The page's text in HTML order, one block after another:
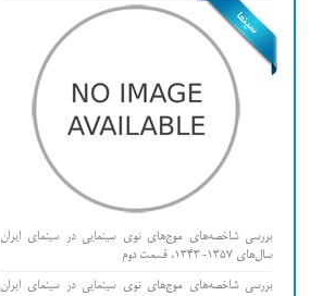
بررسی شاخصه‌های موج‌های نوی سینمایی در سینمای ایران
سال‌های 1357-1343، قسمت دوم
بررسی شاخصه‌های موج‌های نوی سینمایی در سینمای ایران